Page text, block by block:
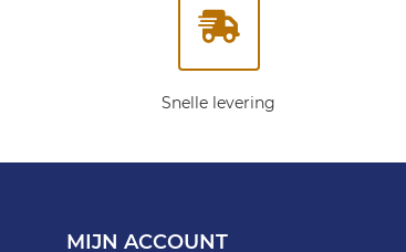
Snelle levering
MIJN ACCOUNT